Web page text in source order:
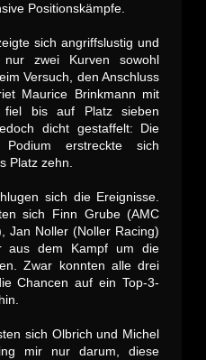
Positionskämpfe.
sich angriffslustig und
zwei Kurven sowohl
Versuch, den Anschluss
Maurice Brinkmann mit
fiel bis auf Platz sieben
dicht gestaffelt: Die
erstreckte sich
Platz zehn.
sich die Ereignisse.
sich Finn Grube (AMC
Jan Noller (Noller Racing)
aus dem Kampf um die
Zwar konnten alle drei
Chancen auf ein Top-3-
sich Olbrich und Michel
mir nur darum, diese